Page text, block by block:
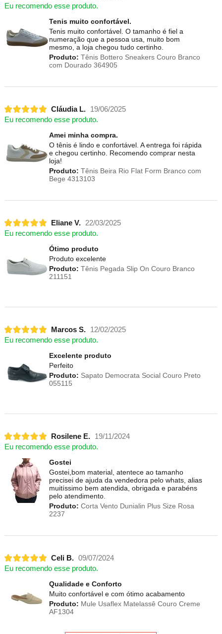
Eu recomendo esse produto.
Tenis muito confortável.
Tenis muito confortável. O tamanho é fiel a
numeração que a pessoa usa, muito bom
mesmo, a loja chegou tudo certinho.
Produto: Tênis Bottero Sneakers Couro Branco
com Dourado 364905
Cláudia L.
19/06/2025
Eu recomendo esse produto.
Amei minha compra.
O tênis é lindo e confortável. A entrega foi rápida
e chegou certinho. Recomendo comprar nesta
loja!
Produto: Tênis Beira Rio Flat Form Branco com
Bege 4313103
Eliane V.
22/03/2025
Eu recomendo esse produto.
Ótimo produto
Produto excelente
Produto: Tênis Pegada Slip On Couro Branco
211151
Marcos S.
12/02/2025
Eu recomendo esse produto.
Excelente produto
Perfeito
Produto: Sapato Democrata Social Couro Preto
055115
Rosilene E.
19/11/2024
Eu recomendo esse produto.
Gostei
Gostei,bom material, atentece ao tamanho
precisei de ajuda da vendedora pelo whats, alias
muitíssimo bem atendida, obrigada e parabéns
pelo atendimento.
Produto: Corta Vento Dunialin Plus Size Rosa
2237
Celi B. 09/07/2024
Eu recomendo esse produto.
Qualidade e Conforto
Muito confortável e com ótimo acabamento
Produto: Mule Usaflex Matelassê Couro Creme
AF1304